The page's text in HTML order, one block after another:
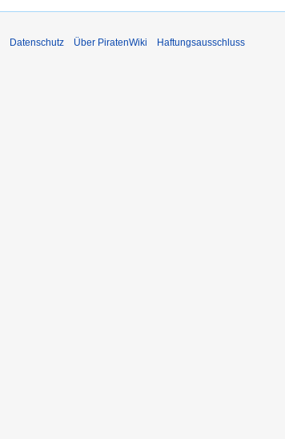
Datenschutz Über PiratenWiki Haftungsausschluss